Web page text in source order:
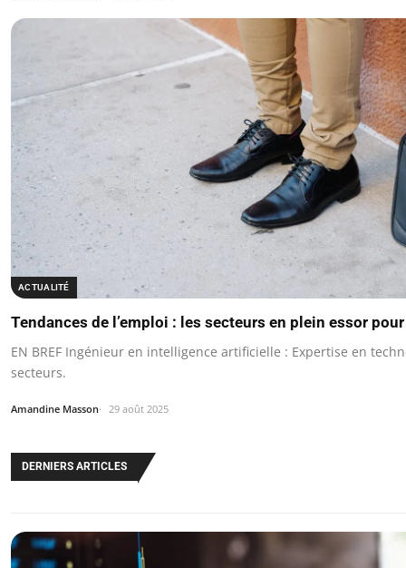
ACTUALITÉ
Tendances de l’emploi : les secteurs en plein essor
EN BREF Ingénieur en intelligence artificielle : Expertise en
secteurs.
Amandine Masson 29 août 2025
DERNIERS ARTICLES